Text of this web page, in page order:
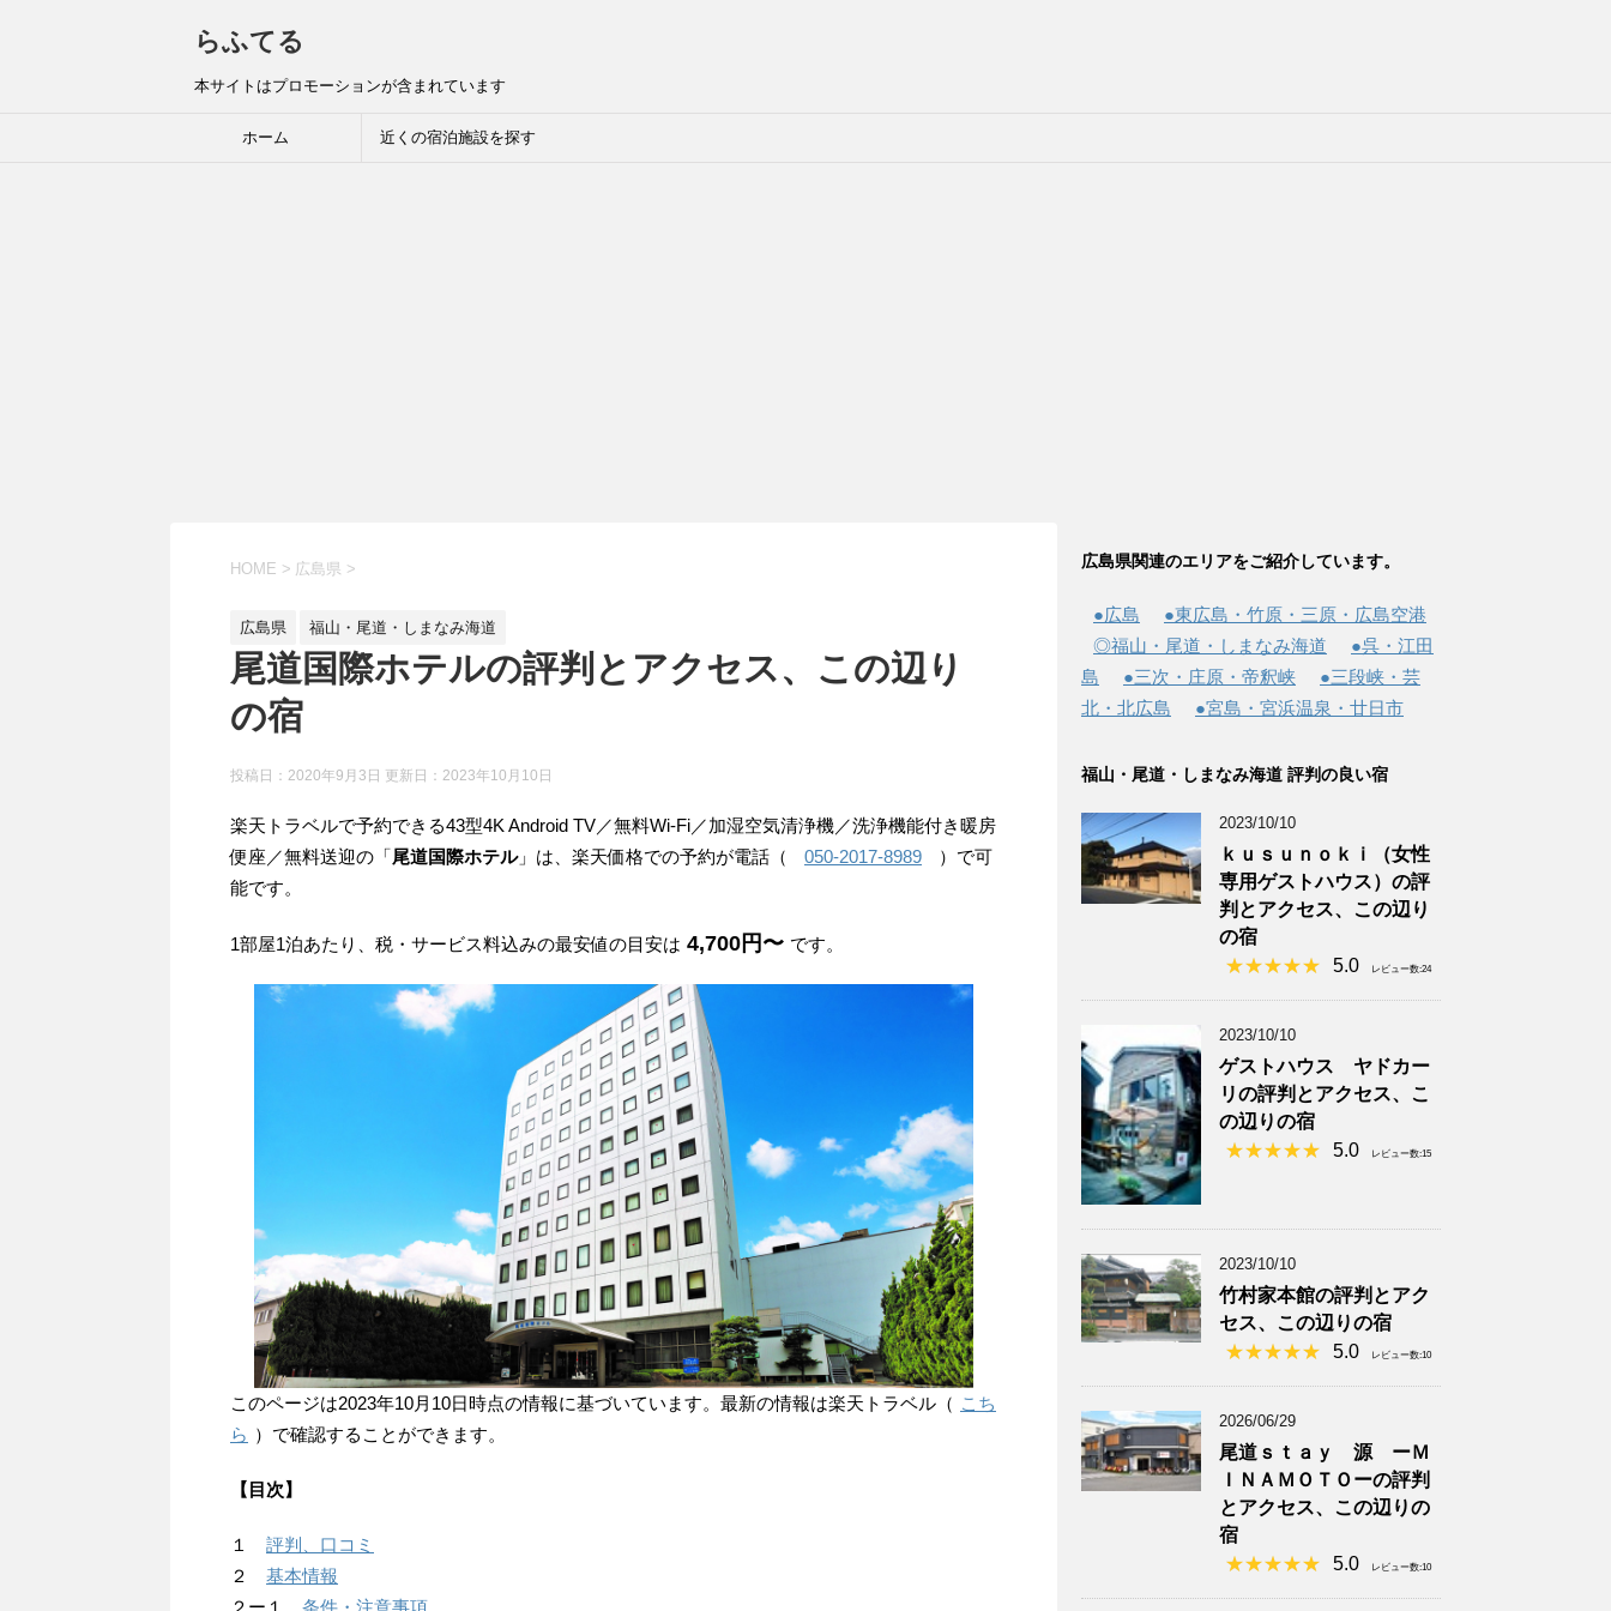
らふてる
本サイトはプロモーションが含まれています
ホーム 近くの宿泊施設を探す
HOME > 広島県 >
広島県 福山・尾道・しまなみ海道
尾道国際ホテルの評判とアクセス、この辺り
の宿
投稿日：2020年9月3日 更新日： 2023年10月10日
楽天トラベルで予約できる43型4K Android TV／無料Wi-Fi／加湿空気清浄機／洗浄機能付き暖房
便座／無料送迎の「尾道国際ホテル」は、楽天価格での予約が電話（ 050-2017-8989
）で可
能です。
1部屋1泊あたり、税・サービス料込みの最安値の目安は 4,700円〜 です。
このページは2023年10月10日時点の情報に基づいています。最新の情報は楽天トラベル（ こち
ら ）で確認することができます。
【目次】
１ 評判、口コミ
２ 基本情報
広島県関連のエリアをご紹介しています。
●広島
●東広島・竹原・三原・広島空港
◎福山・尾道・しまなみ海道
●呉・江田
島
●三次・庄原・帝釈峡
●三段峡・芸
北・北広島
●宮島・宮浜温泉・廿日市
福山・尾道・しまなみ海道 評判の良い宿
2023/10/10
ｋｕｓｕｎｏｋｉ（女性
専用ゲストハウス）の評
判とアクセス、この辺り
の宿
5.0
レビュー数:24
2023/10/10
ゲストハウス ヤドカー
リの評判とアクセス、こ
の辺りの宿
5.0
レビュー数:15
2023/10/10
竹村家本館の評判とアク
セス、この辺りの宿
5.0
レビュー数:10
2026/06/29
尾道ｓｔａｙ 源 ーＭ
ＩＮＡＭＯＴＯーの評判
とアクセス、この辺りの
宿
5.0
レビュー数:10